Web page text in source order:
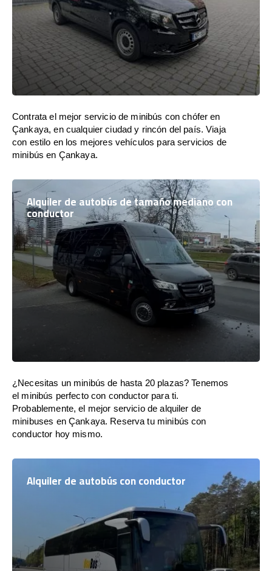
Contrata el mejor servicio de minibús con chófer en
Çankaya, en cualquier ciudad y rincón del país. Viaja
con estilo en los mejores vehículos para servicios de
minibús en Çankaya.
Alquiler de autobús de tamaño mediano con
conductor
¿Necesitas un minibús de hasta 20 plazas? Tenemos
el minibús perfecto con conductor para ti.
Probablemente, el mejor servicio de alquiler de
minibuses en Çankaya. Reserva tu minibús con
conductor hoy mismo.
Alquiler de autobús con conductor